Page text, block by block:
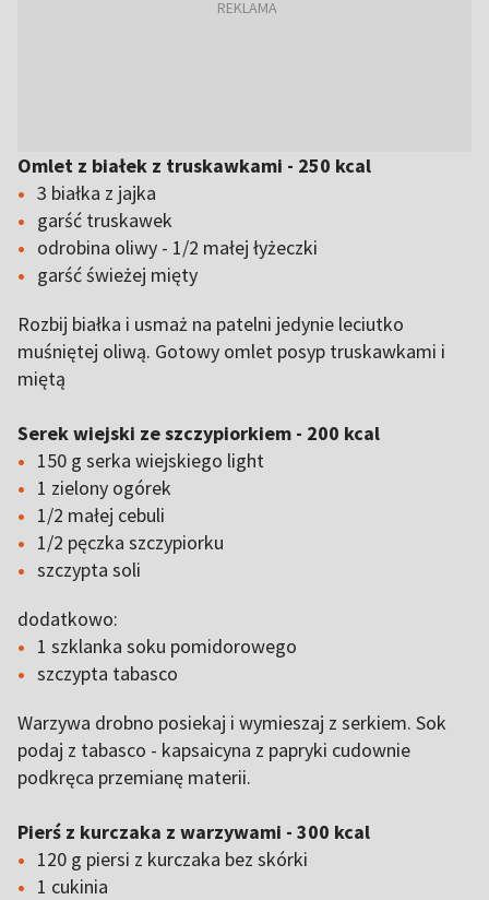
Omlet z białek z truskawkami - 250 kcal
3 białka z jajka
garść truskawek
odrobina oliwy - 1/2 małej łyżeczki
garść świeżej mięty
Rozbij białka i usmaż na patelni jedynie leciutko
muśniętej oliwą. Gotowy omlet posyp truskawkami i
miętą
Serek wiejski ze szczypiorkiem - 200 kcal
150 g serka wiejskiego light
1 zielony ogórek
1/2 małej cebuli
1/2 pęczka szczypiorku
szczypta soli
dodatkowo:
1 szklanka soku pomidorowego
szczypta tabasco
Warzywa drobno posiekaj i wymieszaj z serkiem. Sok
podaj z tabasco - kapsaicyna z papryki cudownie
podkręca przemianę materii.
Pierś z kurczaka z warzywami - 300 kcal
120 g piersi z kurczaka bez skórki
1 cukinia